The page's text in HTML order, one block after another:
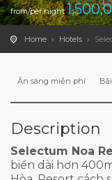
from/per night
Home Hotels
Ăn sáng miễn phí
Description
Selectum Noa
biển dài hơn